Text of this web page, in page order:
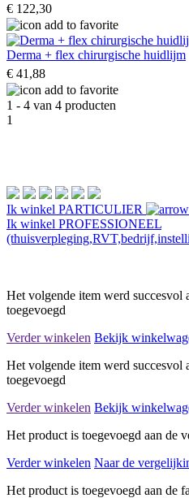
€ 122,30
Derma + flex chirurgische huidlijm
€ 41,88
1 - 4 van 4 producten
1
Ik winkel PARTICULIER
Ik winkel PROFESSIONEEL
Het volgende item werd succesvol
toegevoegd
Verder winkelen Bekijk
Het volgende item werd succesvol
toegevoegd
Verder winkelen Bekijk
Het product is toegevoegd aan de
Verder winkelen Naar de
Het product is toegevoegd aan de